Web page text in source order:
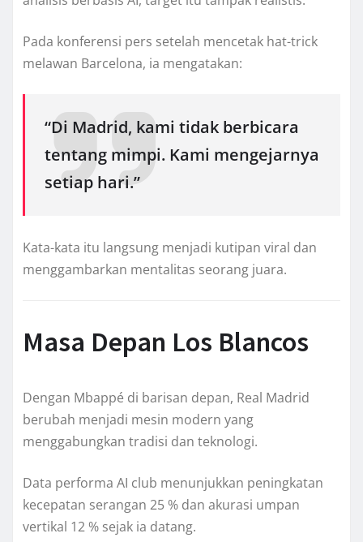
Pada konferensi pers setelah mencetak hat-trick
melawan Barcelona, ia mengatakan:
“Di Madrid, kami tidak berbicara
tentang mimpi. Kami mengejarnya
setiap hari.”
Kata-kata itu langsung menjadi kutipan viral dan
menggambarkan mentalitas seorang juara.
Masa Depan Los Blancos
Dengan Mbappé di barisan depan, Real Madrid
berubah menjadi mesin modern yang
menggabungkan tradisi dan teknologi.
Data performa AI club menunjukkan peningkatan
kecepatan serangan 25 % dan akurasi umpan
vertikal 12 % sejak ia datang.